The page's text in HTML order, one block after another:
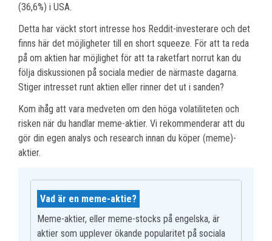
(36,6%) i USA.
Detta har väckt stort intresse hos Reddit-investerare och det
finns här det möjligheter till en short squeeze. För att ta reda
på om aktien har möjlighet för att ta raketfart norrut kan du
följa diskussionen på sociala medier de närmaste dagarna.
Stiger intresset runt aktien eller rinner det ut i sanden?
Kom ihåg att vara medveten om den höga volatiliteten och
risken när du handlar meme-aktier. Vi rekommenderar att du
gör din egen analys och research innan du köper (meme)-
aktier.
Vad är en meme-aktie?
Meme-aktier, eller meme-stocks på engelska, är
aktier som upplever ökande popularitet på sociala